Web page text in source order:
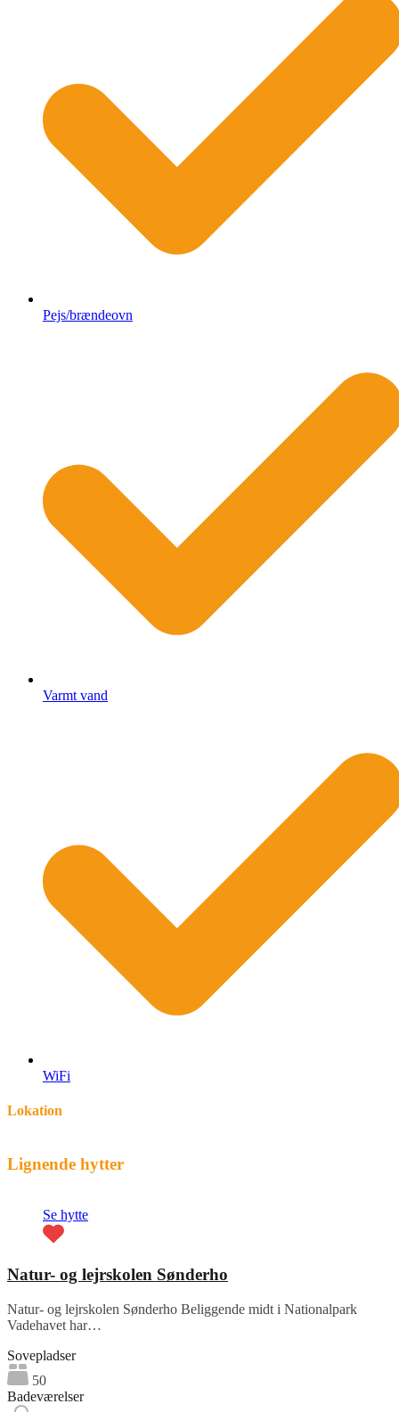
Pejs/brændeovn
Varmt vand
WiFi
Lokation
+
Lignende hytter
Se hytte
Natur- og lejrskolen Sønderho
Natur- og lejrskolen Sønderho Beliggende midt i Nationalpark
Vadehavet har…
Sovepladser
50
Badeværelser